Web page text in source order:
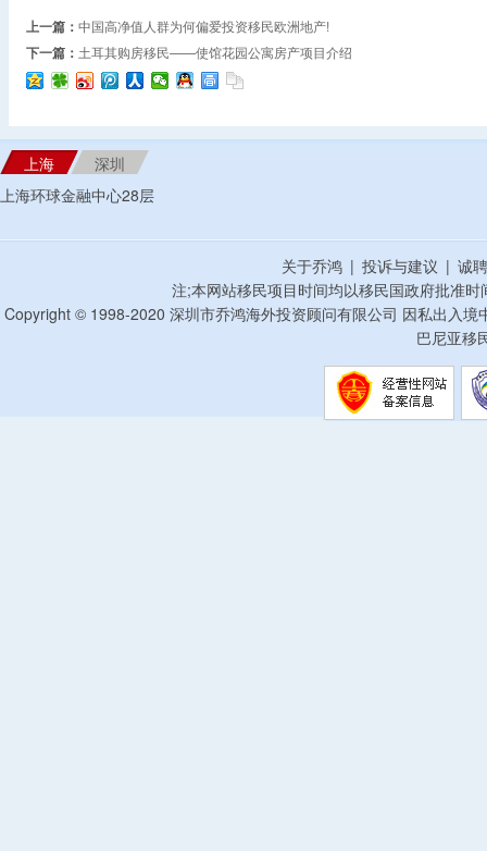
上一篇： 中国高净值人群为何偏爱投资移民欧洲地产!
下一篇： 土耳其购房移民——使馆花园公寓房产项目介绍
上海
深圳
上海环球金融中心28层
关于乔鸿 | 投诉与建议 | 诚
注;本网站移民项目时间均以移民国政府批准
Copyright © 1998-2020 深圳市乔鸿海外投资顾问有限公司 因私出入
巴尼亚移